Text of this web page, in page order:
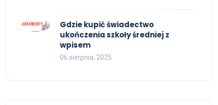
Gdzie kupić świadectwo
ukończenia szkoły średniej z
wpisem
06 sierpnia, 2025